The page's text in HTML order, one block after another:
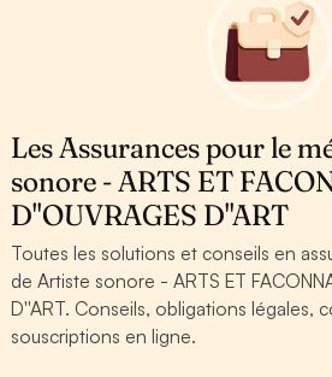
Les Assurances pour le
sonore - ARTS ET
D''OUVRAGES D''ART
Toutes les solutions et conseils en
de Artiste sonore - ARTS ET
D''ART. Conseils, obligations légales,
souscriptions en ligne.